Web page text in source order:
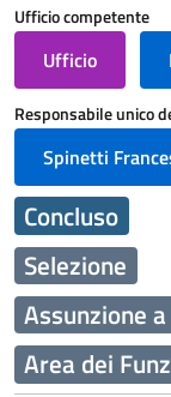
Ufficio competente
Ufficio
Responsabile unico
Spinetti
Concluso
Selezione
Assunzione
Area dei